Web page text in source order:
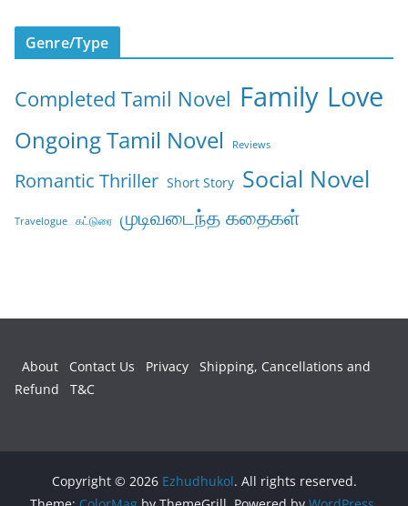
Genre/Type
Completed Tamil Novel Family Love
Ongoing Tamil Novel Reviews
Romantic Thriller Short Story Social Novel
Travelogue கட்டுரை முடிவடைந்த கதைகள்
About Contact Us Privacy
Shipping, Cancellations and
Refund
T&C
Copyright © 2026 Ezhudhukol. All rights reserved.